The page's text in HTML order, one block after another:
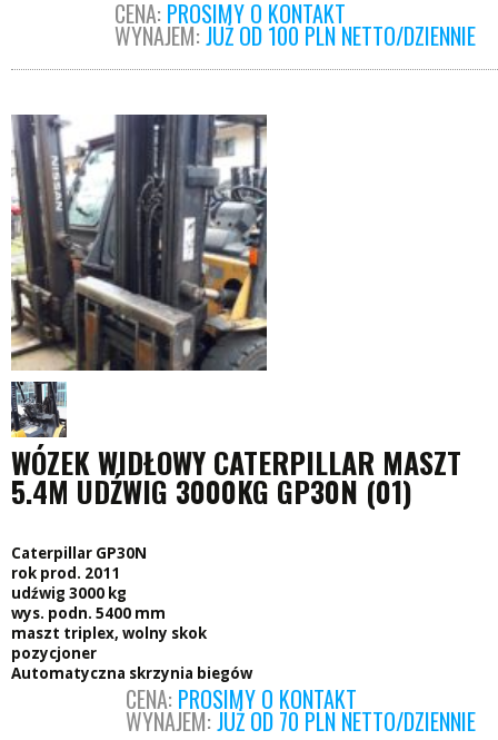
CENA: PROSIMY O KONTAKT
WYNAJEM: JUŻ OD 100 PLN NETTO/DZIENNIE
WÓZEK WIDŁOWY CATERPILLAR MASZT
5.4M UDŹWIG 3000KG GP30N (01)
Caterpillar GP30N
rok prod. 2011
udźwig 3000 kg
wys. podn. 5400 mm
maszt triplex, wolny skok
pozycjoner
Automatyczna skrzynia biegów
CENA: PROSIMY O KONTAKT
WYNAJEM: JUŻ OD 70 PLN NETTO/DZIENNIE